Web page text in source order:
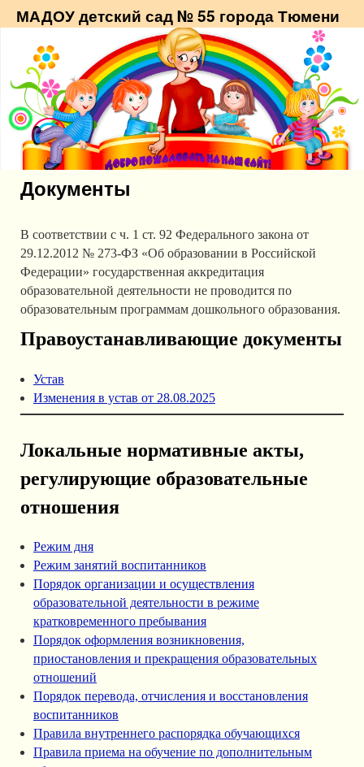
МАДОУ детский сад № 55 города Тюмени
Документы
В соответствии с ч. 1 ст. 92 Федерального закона от
29.12.2012 № 273-ФЗ «Об образовании в Российской
Федерации» государственная аккредитация
образовательной деятельности не проводится по
образовательным программам дошкольного образования.
Правоустанавливающие документы
Устав
Изменения в устав от 28.08.2025
Локальные нормативные акты,
регулирующие образовательные
отношения
Режим дня
Режим занятий воспитанников
Порядок организации и осуществления
образовательной деятельности в режиме
кратковременного пребывания
Порядок оформления возникновения,
приостановления и прекращения образовательных
отношений
Порядок перевода, отчисления и восстановления
воспитанников
Правила внутреннего распорядка обучающихся
Правила приема на обучение по дополнительным